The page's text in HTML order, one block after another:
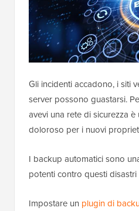
Gli incidenti accadono, i siti
server possono guastarsi.
avevi una rete di sicurezza
doloroso per i nuovi
I backup automatici sono
potenti contro questi disastri
Impostare un plugin di